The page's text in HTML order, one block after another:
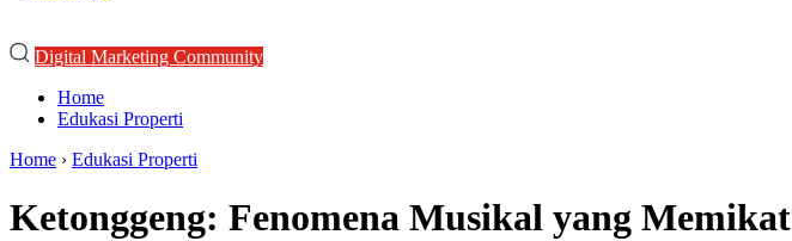
Digital Marketing Community
Home
Edukasi Properti
Home › Edukasi Properti
Ketonggeng: Fenomena Musikal yang Memikat